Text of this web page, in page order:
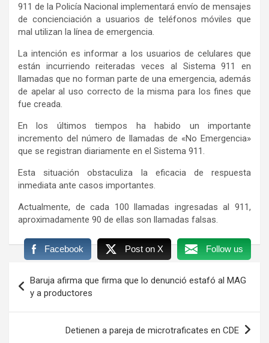
911 de la Policía Nacional implementará envío de mensajes
de concienciación a usuarios de teléfonos móviles que
mal utilizan la línea de emergencia.
La intención es informar a los usuarios de celulares que
están incurriendo reiteradas veces al Sistema 911 en
llamadas que no forman parte de una emergencia, además
de apelar al uso correcto de la misma para los fines que
fue creada.
En los últimos tiempos ha habido un importante
incremento del número de llamadas de «No Emergencia»
que se registran diariamente en el Sistema 911.
Esta situación obstaculiza la eficacia de respuesta
inmediata ante casos importantes.
Actualmente, de cada 100 llamadas ingresadas al 911,
aproximadamente 90 de ellas son llamadas falsas.
Facebook Post on X Follow us
de
entradas
Baruja afirma que firma que lo denunció estafó al MAG
y a productores
Detienen a pareja de microtraficates en CDE